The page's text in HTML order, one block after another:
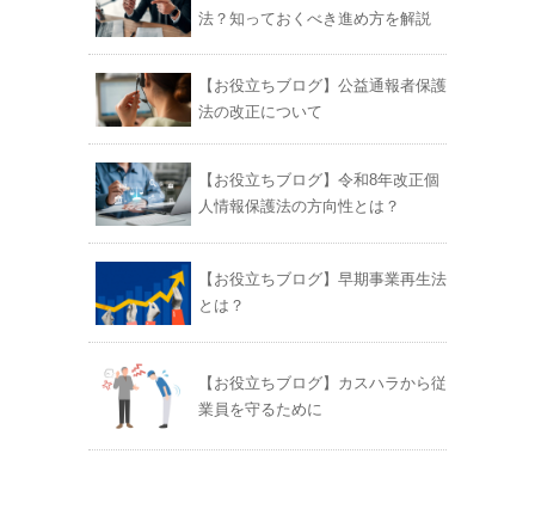
法？知っておくべき進め方を解説
【お役立ちブログ】公益通報者保護
法の改正について
【お役立ちブログ】令和8年改正個
人情報保護法の方向性とは？
【お役立ちブログ】早期事業再生法
とは？
【お役立ちブログ】カスハラから従
業員を守るために